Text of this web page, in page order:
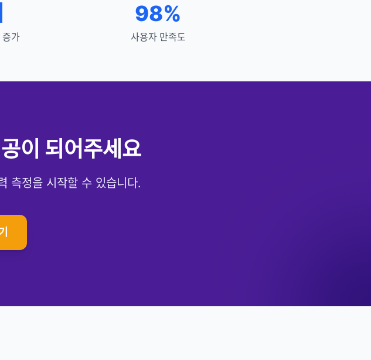
증가
98%
사용자 만족도
이 되어주세요
측정을 시작할 수 있습니다.